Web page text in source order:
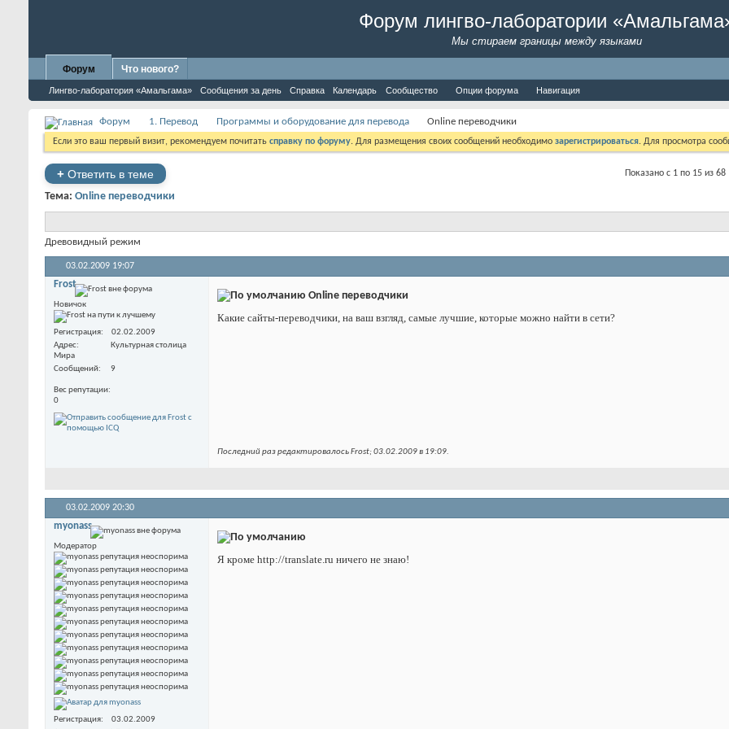
Форум лингво-лаборатории
Мы стираем границы между языками
Форум
Лингво-лаборатория «Амальгама» Сообщения за день Справка Календарь Сообщество Опции форума Навигация
Что нового?
Форум 1. Перевод Программы и оборудование для перевода Online переводчики
Если это ваш первый визит, рекомендуем почитать справку по форуму. Для размещения своих сообщений необходимо зарегистрироваться. Для просмотра
+ Ответить в теме Показано с 1 по 15 из 68
Тема: Online переводчики
Древовидный режим
03.02.2009 19:07
Frost
Новичок
Регистрация
02.02.2009
Адрес
Культурная столица
Мира
Сообщений
9
Вес репутации
0
Online переводчики
Какие сайты-переводчики, на ваш взгляд, самые лучшие, которые можно найти в сети?
Последний раз редактировалось Frost; 03.02.2009 в 19:09.
03.02.2009 20:30
myonass
Модератор
Регистрация
03.02.2009
Я кроме http://translate.ru ничего не знаю!